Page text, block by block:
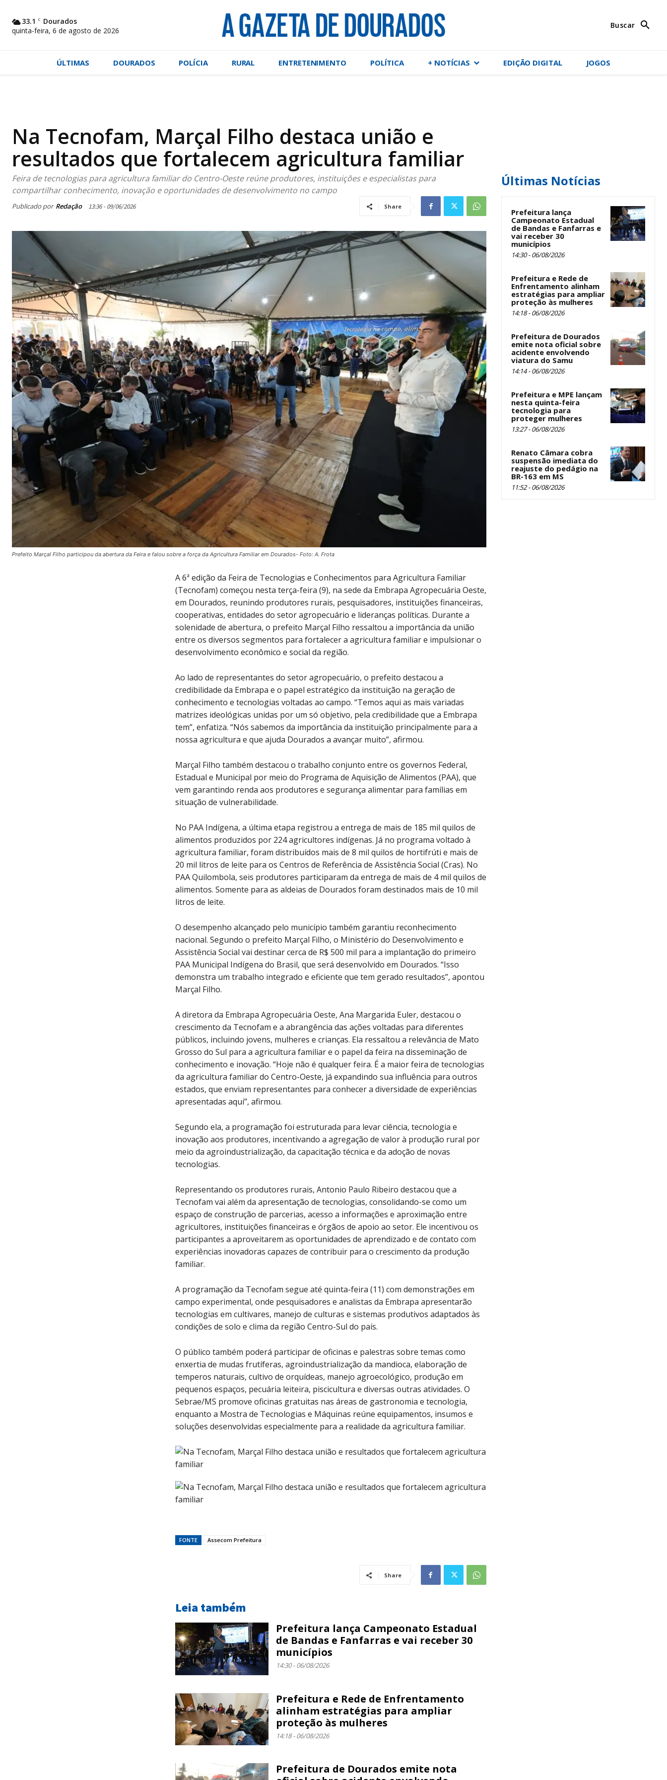
33.1 C Dourados
quinta-feira, 6 de agosto de 2026
Buscar
ÚLTIMAS DOURADOS POLÍCIA RURAL ENTRETENIMENTO POLÍTICA + NOTÍCIAS EDIÇÃO DIGITAL JOGOS
Na Tecnofam, Marçal Filho destaca união e
resultados que fortalecem agricultura familiar
Feira de tecnologias para agricultura familiar do Centro-Oeste reúne produtores, instituições e especialistas para
compartilhar conhecimento, inovação e oportunidades de desenvolvimento no campo
Publicado por Redação 13:36 - 09/06/2026 Share
Prefeito Marçal Filho participou da abertura da Feira e falou sobre a força da Agricultura Familiar em Dourados- Foto: A. Frota
A 6ª edição da Feira de Tecnologias e Conhecimentos para Agricultura Familiar
(Tecnofam) começou nesta terça-feira (9), na sede da Embrapa Agropecuária Oeste,
em Dourados, reunindo produtores rurais, pesquisadores, instituições financeiras,
cooperativas, entidades do setor agropecuário e lideranças políticas. Durante a
solenidade de abertura, o prefeito Marçal Filho ressaltou a importância da união
entre os diversos segmentos para fortalecer a agricultura familiar e impulsionar o
desenvolvimento econômico e social da região.
Ao lado de representantes do setor agropecuário, o prefeito destacou a
credibilidade da Embrapa e o papel estratégico da instituição na geração de
conhecimento e tecnologias voltadas ao campo. “Temos aqui as mais variadas
matrizes ideológicas unidas por um só objetivo, pela credibilidade que a Embrapa
tem”, enfatiza. “Nós sabemos da importância da instituição principalmente para a
nossa agricultura e que ajuda Dourados a avançar muito”, afirmou.
Marçal Filho também destacou o trabalho conjunto entre os governos Federal,
Estadual e Municipal por meio do Programa de Aquisição de Alimentos (PAA), que
vem garantindo renda aos produtores e segurança alimentar para famílias em
situação de vulnerabilidade.
No PAA Indígena, a última etapa registrou a entrega de mais de 185 mil quilos de
alimentos produzidos por 224 agricultores indígenas. Já no programa voltado à
agricultura familiar, foram distribuídos mais de 8 mil quilos de hortifrúti e mais de
20 mil litros de leite para os Centros de Referência de Assistência Social (Cras). No
PAA Quilombola, seis produtores participaram da entrega de mais de 4 mil quilos de
alimentos. Somente para as aldeias de Dourados foram destinados mais de 10 mil
litros de leite.
O desempenho alcançado pelo município também garantiu reconhecimento
nacional. Segundo o prefeito Marçal Filho, o Ministério do Desenvolvimento e
Assistência Social vai destinar cerca de R$ 500 mil para a implantação do primeiro
PAA Municipal Indígena do Brasil, que será desenvolvido em Dourados. “Isso
demonstra um trabalho integrado e eficiente que tem gerado resultados”, apontou
Marçal Filho.
A diretora da Embrapa Agropecuária Oeste, Ana Margarida Euler, destacou o
crescimento da Tecnofam e a abrangência das ações voltadas para diferentes
públicos, incluindo jovens, mulheres e crianças. Ela ressaltou a relevância de Mato
Grosso do Sul para a agricultura familiar e o papel da feira na disseminação de
conhecimento e inovação. “Hoje não é qualquer feira. É a maior feira de tecnologias
da agricultura familiar do Centro-Oeste, já expandindo sua influência para outros
estados, que enviam representantes para conhecer a diversidade de experiências
apresentadas aqui”, afirmou.
Segundo ela, a programação foi estruturada para levar ciência, tecnologia e
inovação aos produtores, incentivando a agregação de valor à produção rural por
meio da agroindustrialização, da capacitação técnica e da adoção de novas
tecnologias.
Representando os produtores rurais, Antonio Paulo Ribeiro destacou que a
Tecnofam vai além da apresentação de tecnologias, consolidando-se como um
espaço de construção de parcerias, acesso a informações e aproximação entre
agricultores, instituições financeiras e órgãos de apoio ao setor. Ele incentivou os
participantes a aproveitarem as oportunidades de aprendizado e de contato com
experiências inovadoras capazes de contribuir para o crescimento da produção
familiar.
A programação da Tecnofam segue até quinta-feira (11) com demonstrações em
campo experimental, onde pesquisadores e analistas da Embrapa apresentarão
tecnologias em cultivares, manejo de culturas e sistemas produtivos adaptados às
condições de solo e clima da região Centro-Sul do país.
O público também poderá participar de oficinas e palestras sobre temas como
enxertia de mudas frutíferas, agroindustrialização da mandioca, elaboração de
temperos naturais, cultivo de orquídeas, manejo agroecológico, produção em
pequenos espaços, pecuária leiteira, piscicultura e diversas outras atividades. O
Sebrae/MS promove oficinas gratuitas nas áreas de gastronomia e tecnologia,
enquanto a Mostra de Tecnologias e Máquinas reúne equipamentos, insumos e
soluções desenvolvidas especialmente para a realidade da agricultura familiar.
FONTE Assecom Prefeitura
Share
Leia também
Prefeitura lança Campeonato Estadual
de Bandas e Fanfarras e vai receber 30
municípios
14:30 - 06/08/2026
Prefeitura e Rede de Enfrentamento
alinham estratégias para ampliar
proteção às mulheres
14:18 - 06/08/2026
Prefeitura de Dourados emite nota
Últimas Notícias
Prefeitura lança
Campeonato Estadual
de Bandas e Fanfarras e
vai receber 30
municípios
14:30 - 06/08/2026
Prefeitura e Rede de
Enfrentamento alinham
estratégias para ampliar
proteção às mulheres
14:18 - 06/08/2026
Prefeitura de Dourados
emite nota oficial sobre
acidente envolvendo
viatura do Samu
14:14 - 06/08/2026
Prefeitura e MPE lançam
nesta quinta-feira
tecnologia para
proteger mulheres
13:27 - 06/08/2026
Renato Câmara cobra
suspensão imediata do
reajuste do pedágio na
BR-163 em MS
11:52 - 06/08/2026